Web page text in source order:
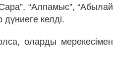
“Алпамыс”, “Абылай
келді.
оларды мерекесімен